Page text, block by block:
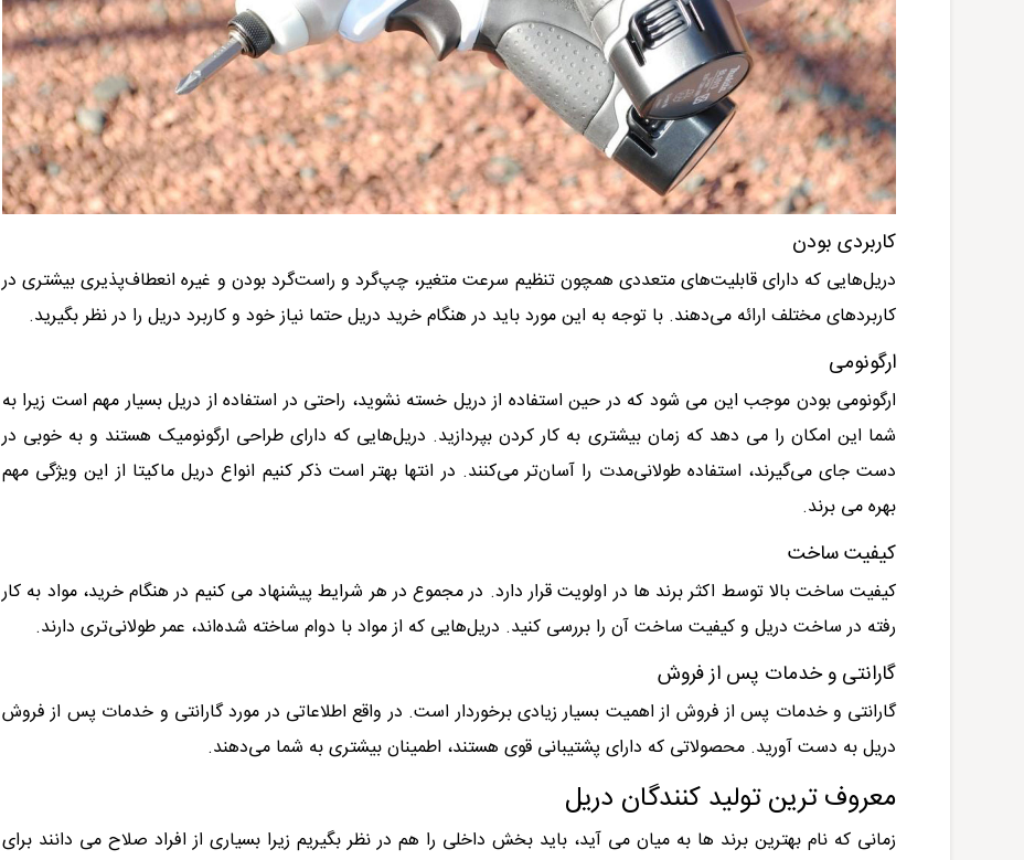
کاربردی بودن
دریل‌هایی که دارای قابلیت‌های متعددی همچون تنظیم سرعت متغیر، چپ‌گرد و راست‌گرد بودن و غیره انعطاف‌پذیری بیشتری در
کاربردهای مختلف ارائه می‌دهند. با توجه به این مورد باید در هنگام خرید دریل حتما نیاز خود و کاربرد دریل را در نظر بگیرید.
ارگونومی
ارگونومی بودن موجب این می شود که در حین استفاده از دریل خسته نشوید، راحتی در استفاده از دریل بسیار مهم است زیرا به
شما این امکان را می دهد که زمان بیشتری به کار کردن بپردازید. دریل‌هایی که دارای طراحی ارگونومیک هستند و به خوبی در
دست جای می‌گیرند، استفاده طولانی‌مدت را آسان‌تر می‌کنند. در انتها بهتر است ذکر کنیم انواع دریل ماکیتا از این ویژگی مهم
بهره می برند.
کیفیت ساخت
کیفیت ساخت بالا توسط اکثر برند ها در اولویت قرار دارد. در مجموع در هر شرایط پیشنهاد می کنیم در هنگام خرید، مواد به کار
رفته در ساخت دریل و کیفیت ساخت آن را بررسی کنید. دریل‌هایی که از مواد با دوام ساخته شده‌اند، عمر طولانی‌تری دارند.
گارانتی و خدمات پس از فروش
گارانتی و خدمات پس از فروش از اهمیت بسیار زیادی برخوردار است. در واقع اطلاعاتی در مورد گارانتی و خدمات پس از فروش
دریل به دست آورید. محصولاتی که دارای پشتیبانی قوی هستند، اطمینان بیشتری به شما می‌دهند.
معروف ترین تولید کنندگان دریل
زمانی که نام بهترین برند ها به میان می آید، باید بخش داخلی را هم در نظر بگیریم زیرا بسیاری از افراد صلاح می دانند برای